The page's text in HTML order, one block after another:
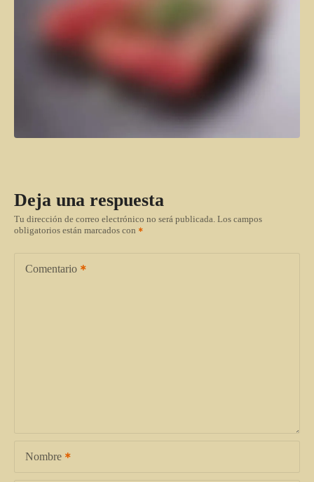
Deja una respuesta
Tu dirección de correo electrónico no será publicada. Los campos
obligatorios están marcados con
Comentario
Nombre